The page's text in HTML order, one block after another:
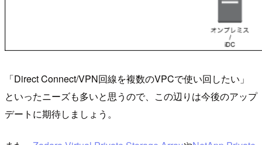
「Direct Connect/VPN回線を複数のVPCで使い回したい」
といったニーズも多いと思うので、この辺りは今後のアップ
デートに期待しましょう。